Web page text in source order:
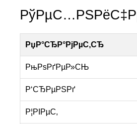
РџР°СЂР°РјРµС‚СЂ
РњРѕРґРµР»СЊ
Р‘СЂРµРЅРґ
Р¦РІРµС‚